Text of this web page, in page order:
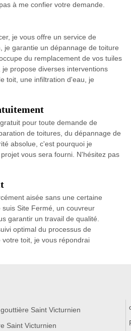
à me confier votre demande.
je vous offre un service de
je garantie un dépannage de toiture
du remplacement de vos tuiles
propose diverses interventions
toit, une infiltration d'eau, je
pour toute demande de
de toitures, du dépannage de
absolue, c'est pourquoi je
vous sera fourni. N'hésitez pas
aisée sans une certaine
Site Fermé, un couvreur
garantir un travail de qualité.
optimal du processus de
toit, je vous répondrai
Saint Victurnien
Saint Victurnien